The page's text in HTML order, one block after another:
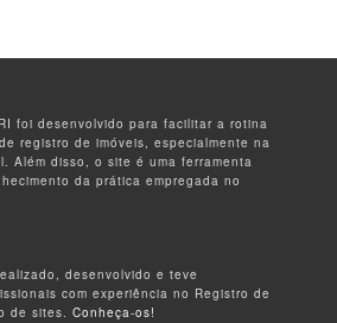
foi desenvolvido para facilitar a rotina
registro de imóveis, especialmente na
Além disso, o site é uma ferramenta
da prática empregada no
desenvolvido e teve
com experiência no Registro de
de sites.Conheça-os!